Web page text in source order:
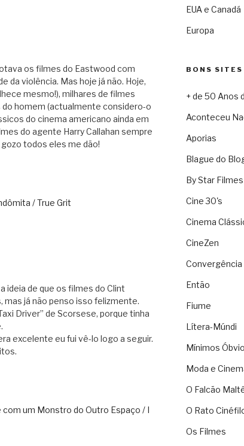
os filmes do Eastwood com
da violência. Mas hoje já não. Hoje,
mesmo!), milhares de filmes
homem (actualmente considero-o
do cinema americano ainda em
do agente Harry Callahan sempre
todos eles me dão!
/ True Grit
ideia de que os filmes do Clint
já não penso isso felizmente.
Driver” de Scorsese, porque tinha
excelente eu fui vê-lo logo a seguir.
um Monstro do Outro Espaço / I
EUA e Canadá
Europa
BONS SITES
+ de 50 Anos
Aconteceu
Aporias
Blague do
By Star Filmes
Cine 30's
Cinema
CineZen
Convergência
Então
Fiume
Lítera-Múndi
Mínimos
Moda e
O Falcão
O Rato
Os Filmes